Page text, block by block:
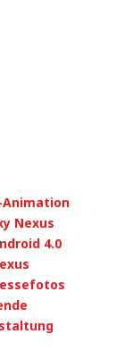
Animation
Nexus
4.0